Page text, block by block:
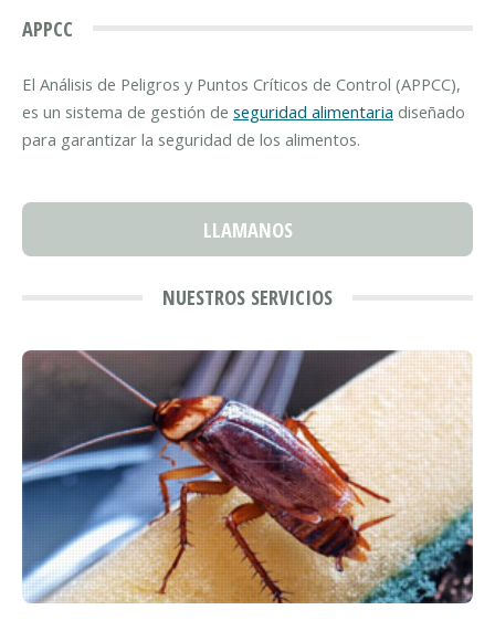
APPCC
El Análisis de Peligros y Puntos Críticos de Control (APPCC),
es un sistema de gestión de seguridad alimentaria diseñado
para garantizar la seguridad de los alimentos.
LLAMANOS
NUESTROS SERVICIOS